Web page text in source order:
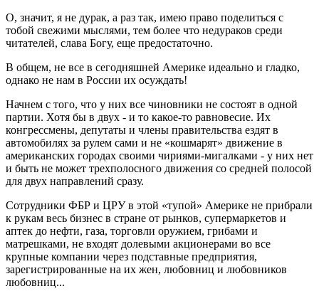
О, значит, я не дурак, а раз так, имею право поделиться с
тобой свежими мыслями, тем более что недураков среди
читателей, слава Богу, еще предостаточно.
В общем, не все в сегодняшней Америке идеально и гладко,
однако не нам в России их осуждать!
Начнем с того, что у них все чиновники не состоят в одной
партии. Хотя бы в двух - и то какое-то равновесие. Их
конгрессмены, депутаты и члены правительства ездят в
автомобилях за рулем сами и не «кошмарят» движение в
американских городах своими чириями-мигалками - у них нет
и быть не может трехполосного движения со средней полосой
для двух направлений сразу.
Сотрудники ФБР и ЦРУ в этой «тупой» Америке не прибрали
к рукам весь бизнес в стране от рынков, супермаркетов и
аптек до нефти, газа, торговли оружием, грибами и
матрешками, не входят долевыми акционерами во все
крупные компании через подставные предприятия,
зарегистрированные на их жен, любовниц и любовников
любовниц...